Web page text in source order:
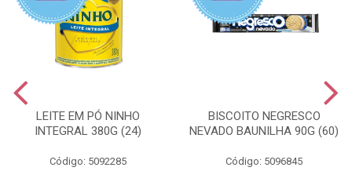
LEITE EM PÓ NINHO
INTEGRAL 380G (24)
Código: 5092285
BISCOITO NEGRESCO
NEVADO BAUNILHA 90G (60)
Código: 5096845